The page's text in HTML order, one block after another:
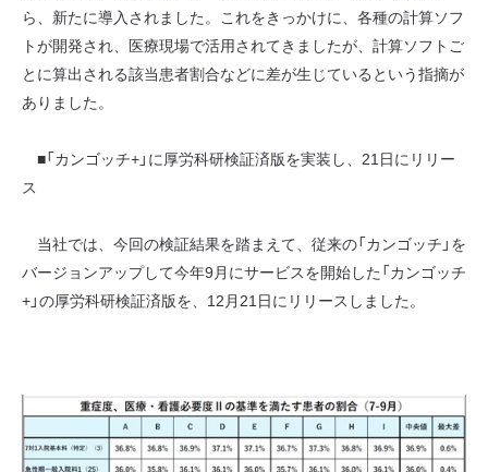
ら、新たに導入されました。これをきっかけに、各種の計算ソフ
トが開発され、医療現場で活用されてきましたが、計算ソフトご
とに算出される該当患者割合などに差が生じているという指摘が
ありました。
■「カンゴッチ+」に厚労科研検証済版を実装し、21日にリリー
ス
当社では、今回の検証結果を踏まえて、従来の「カンゴッチ」を
バージョンアップして今年9月にサービスを開始した「カンゴッチ
+」の厚労科研検証済版を、12月21日にリリースしました。